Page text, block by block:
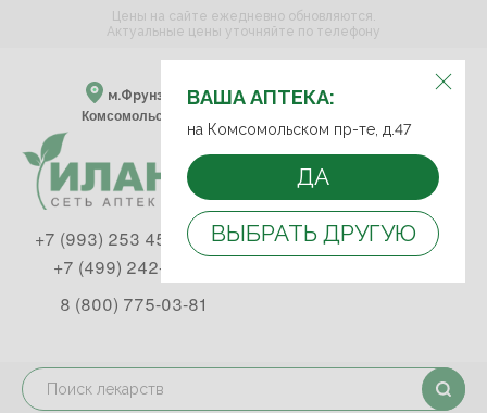
ВЫБЕРИТЕ АПТЕКУ:
м.Фрунзенская м.Спортивная
Комсомольский пр-т, д. 47
ВАША АПТЕКА:
на Комсомольском пр-те, д.47
ДА
ВЫБРАТЬ ДРУГУЮ
Цены на сайте ежедневно обновляются.
Актуальные цены уточняйте по телефону
+7 (993) 253 45 93
+7 (499) 242-90-85
8 (800) 775-03-81